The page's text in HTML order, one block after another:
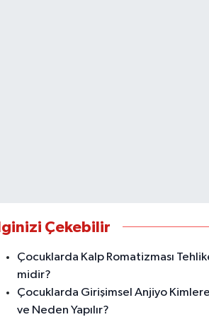
Çekebilir
Çocuklarda Kalp Romatizması
midir?
Çocuklarda Girişimsel Anjiyo Kimlere
ve Neden Yapılır?